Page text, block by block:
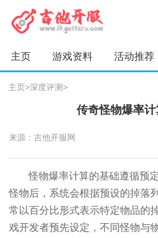
主页 游戏资料 活动推荐
主页>深度评测>
传奇怪物爆率
来源：吉他开服网
怪物爆率计算的基础遵循预
怪物后，系统会根据预设的掉落
常以百分比形式表示特定物品的
戏开发者预先设定，不同怪物与